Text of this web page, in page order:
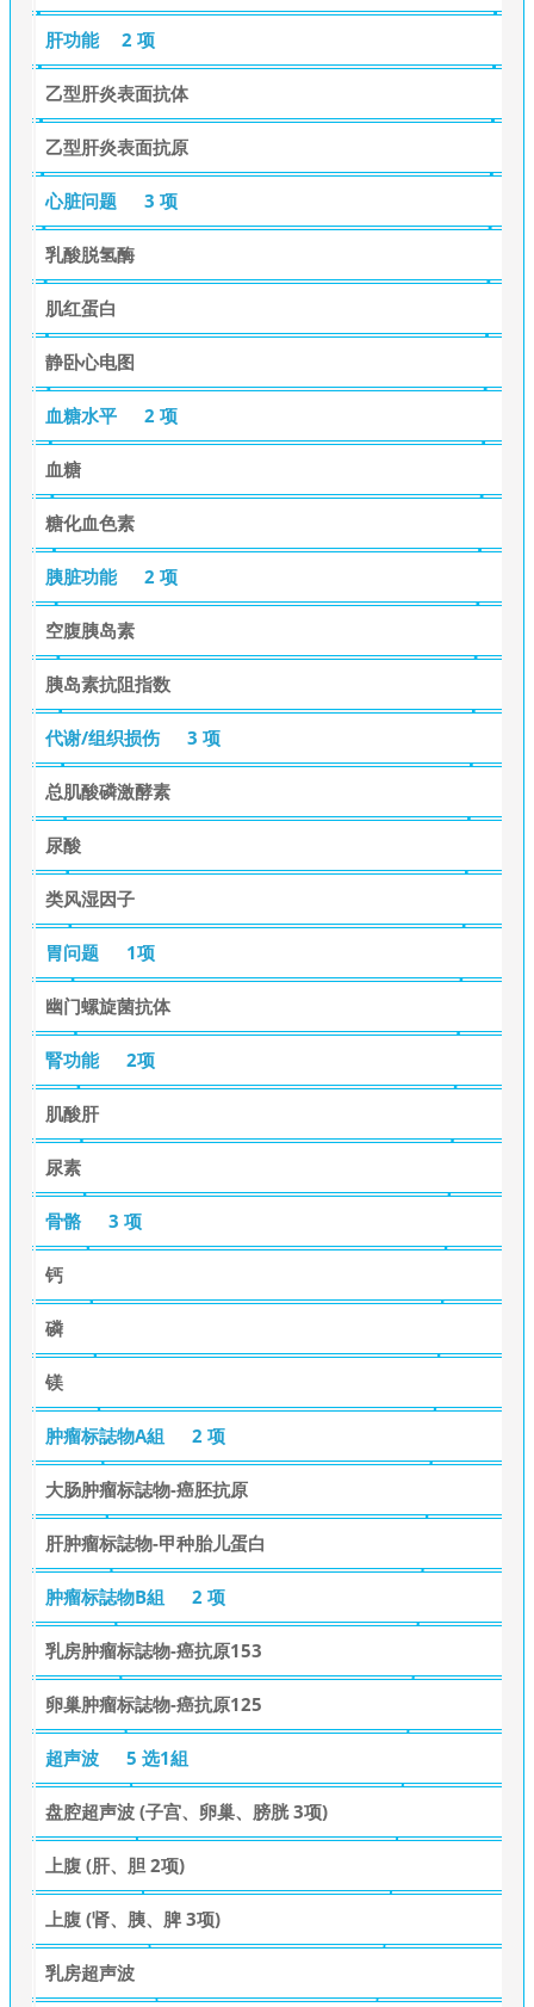
肝功能 2 项
乙型肝炎表面抗体
乙型肝炎表面抗原
心脏问题 3 项
乳酸脱氢酶
肌红蛋白
静卧心电图
血糖水平 2 项
血糖
糖化血色素
胰脏功能 2 项
空腹胰岛素
胰岛素抗阻指数
代谢/组织损伤 3 项
总肌酸磷激酵素
尿酸
类风湿因子
胃问题 1项
幽门螺旋菌抗体
腎功能 2项
肌酸肝
尿素
骨骼 3 项
钙
磷
镁
肿瘤标誌物A組 2 项
大肠肿瘤标誌物-癌胚抗原
肝肿瘤标誌物-甲种胎儿蛋白
肿瘤标誌物B組 2 项
乳房肿瘤标誌物-癌抗原153
卵巢肿瘤标誌物-癌抗原125
超声波 5 选1組
盘腔超声波 (子宫、卵巢、膀胱 3项)
上腹 (肝、胆 2项)
上腹 (肾、胰、脾 3项)
乳房超声波